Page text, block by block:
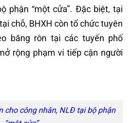
phận “một cửa”. Đặc biệt, tại
chỗ, BHXH còn tổ chức tuyên
băng rôn tại các tuyến phố
rộng phạm vi tiếp cận người
cho công nhân, NLĐ tại bộ phận